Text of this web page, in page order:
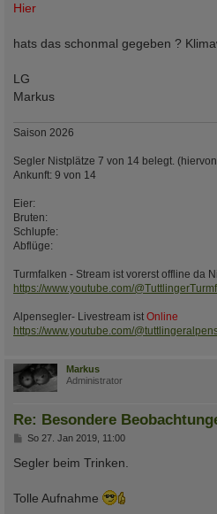
Hier
hats das schonmal gegeben ?
LG
Markus
Saison 2026
Segler Nistplätze 7 von 14 belegt.
Ankunft: 9 von 14
Eier:
Bruten:
Schlupfe:
Abflüge:
Turmfalken - Stream ist vorerst offline da
https://www.youtube.com/
Alpensegler- Livestream ist Online
https://www.youtube.com/
Markus
Administrator
Re: Besondere
B
i
a
g
So 27. Jan 2019, 11:00
Segler beim Trinken.
Tolle Aufnahme